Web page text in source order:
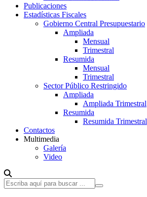
Publicaciones
Estadísticas Fiscales
Gobierno Central Presupuestario
Ampliada
Mensual
Trimestral
Resumida
Mensual
Trimestral
Sector Público Restringido
Ampliada
Ampliada Trimestral
Resumida
Resumida Trimestral
Contactos
Multimedia
Galería
Video